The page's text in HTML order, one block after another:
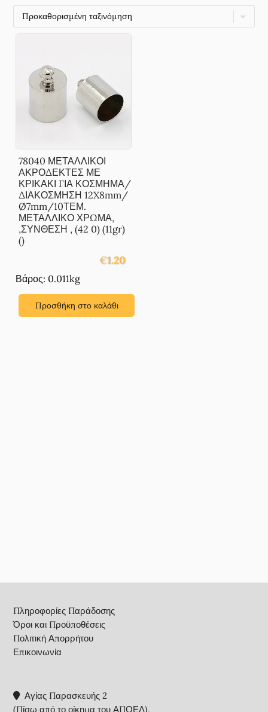
78040 ΜΕΤΑΛΛΙΚΟΙ
ΑΚΡΟΔΕΚΤΕΣ ΜΕ
ΚΡΙΚΑΚΙ ΓΙΑ ΚΟΣΜΗΜΑ/
ΔΙΑΚΟΣΜΗΣΗ 12X8mm/
Ø7mm/10ΤΕΜ.
ΜΕΤΑΛΛΙΚΟ ΧΡΩΜΑ,
,ΣΥΝΘΕΣΗ , (42 0) (11gr)
()
€1.20
Βάρος: 0.011kg
Προσθήκη στο καλάθι
Πληροφορίες Παράδοσης
Όροι και Προϋποθέσεις
Πολιτική Απορρήτου
Επικοινωνία
Αγίας Παρασκευής 2
(Πίσω από το οίκημα του ΑΠΟΕΛ),